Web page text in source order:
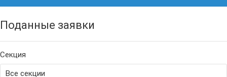
Поданные заявки
Секция